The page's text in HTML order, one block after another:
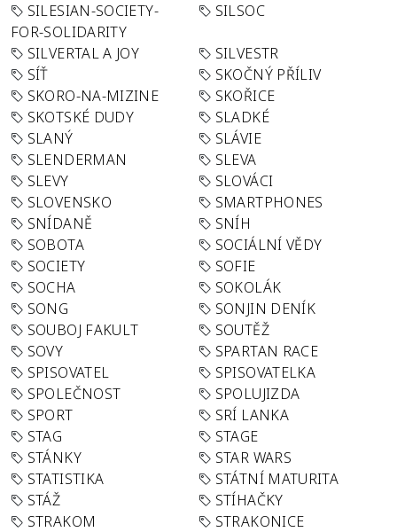
SILESIAN-SOCIETY-
FOR-SOLIDARITY
SILSOC
SILVERTAL A JOY
SILVESTR
SÍŤ
SKOČNÝ PŘÍLIV
SKORO-NA-MIZINE
SKOŘICE
SKOTSKÉ DUDY
SLADKÉ
SLANÝ
SLÁVIE
SLENDERMAN
SLEVA
SLEVY
SLOVÁCI
SLOVENSKO
SMARTPHONES
SNÍDANĚ
SNÍH
SOBOTA
SOCIÁLNÍ VĚDY
SOCIETY
SOFIE
SOCHA
SOKOLÁK
SONG
SONJIN DENÍK
SOUBOJ FAKULT
SOUTĚŽ
SOVY
SPARTAN RACE
SPISOVATEL
SPISOVATELKA
SPOLEČNOST
SPOLUJIZDA
SPORT
SRÍ LANKA
STAG
STAGE
STÁNKY
STAR WARS
STATISTIKA
STÁTNÍ MATURITA
STÁŽ
STÍHAČKY
STRAKOM
STRAKONICE